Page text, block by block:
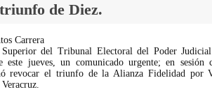
de Diez.
Carrera
del Tribunal Electoral del Poder
este jueves, un comunicado urgente; en sesión
revocar el triunfo de la Alianza Fidelidad por